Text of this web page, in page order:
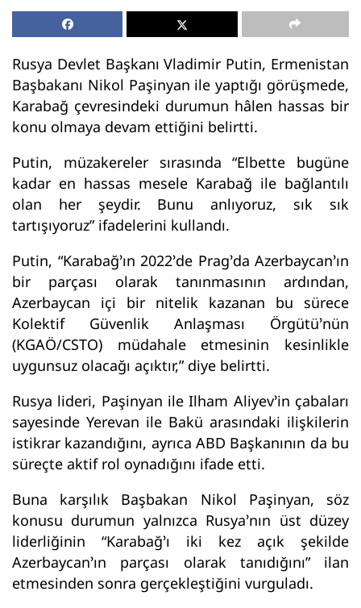
Rusya Devlet Başkanı Vladimir Putin, Ermenistan
Başbakanı Nikol Paşinyan ile yaptığı görüşmede,
Karabağ çevresindeki durumun hâlen hassas bir
konu olmaya devam ettiğini belirtti.
Putin, müzakereler sırasında “Elbette bugüne
kadar en hassas mesele Karabağ ile bağlantılı
olan her şeydir. Bunu anlıyoruz, sık sık
tartışıyoruz” ifadelerini kullandı.
Putin, “Karabağ’ın 2022’de Prag’da Azerbaycan’ın
bir parçası olarak tanınmasının ardından,
Azerbaycan içi bir nitelik kazanan bu sürece
Kolektif Güvenlik Anlaşması Örgütü’nün
(KGAÖ/CSTO) müdahale etmesinin kesinlikle
uygunsuz olacağı açıktır,” diye belirtti.
Rusya lideri, Paşinyan ile Ilham Aliyev’in çabaları
sayesinde Yerevan ile Bakü arasındaki ilişkilerin
istikrar kazandığını, ayrıca ABD Başkanının da bu
süreçte aktif rol oynadığını ifade etti.
Buna karşılık Başbakan Nikol Paşinyan, söz
konusu durumun yalnızca Rusya’nın üst düzey
liderliğinin “Karabağ’ı iki kez açık şekilde
Azerbaycan’ın parçası olarak tanıdığını” ilan
etmesinden sonra gerçekleştiğini vurguladı.